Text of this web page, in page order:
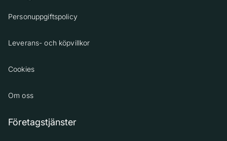
Personuppgiftspolicy
Leverans- och köpvillkor
Cookies
Om oss
Företagstjänster